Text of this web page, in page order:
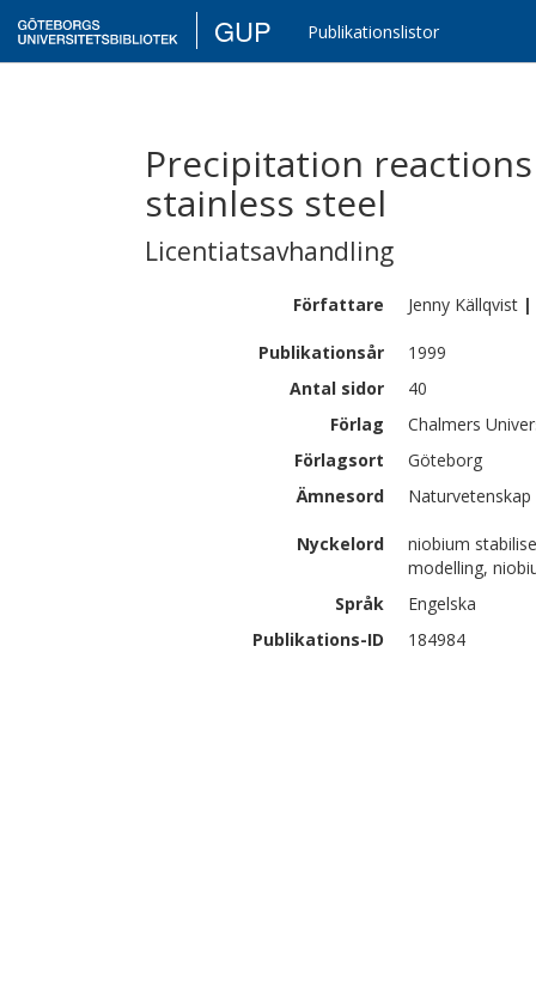
GUP Publikationslistor
Precipitation
stainless steel
Licentiatsavhandling
Författare Jenny Källqvist |
Publikationsår
1999
Antal sidor
40
Förlag
Chalmers
Förlagsort
Göteborg
Ämnesord
Nyckelord
niobium
modelling,
Språk
Engelska
Publikations-ID
184984